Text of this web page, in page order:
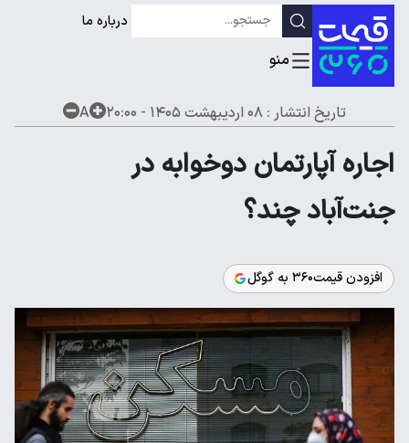
درباره ما
تاریخ انتشار : ۰۸ اردیبهشت ۱۴۰۵ - ۲۰:۰۰ A
اجاره آپارتمان دوخوابه در
جنت‌آباد چند؟
افزودن قیمت۳۶۰ به گوگل